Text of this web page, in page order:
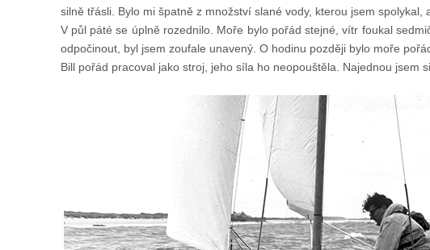
silně třásli. Bylo mi špatně z množství slané vody, kterou jsem
V půl páté se úplně rozednilo. Moře bylo pořád stejné, vítr foukal
odpočinout, byl jsem zoufale unavený. O hodinu později bylo moře
Bill pořád pracoval jako stroj, jeho síla ho neopouštěla. Najednou